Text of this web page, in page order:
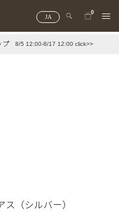
JA
0
プ 8/5 12:00-8/17 12:00 click>>
（シルバー）